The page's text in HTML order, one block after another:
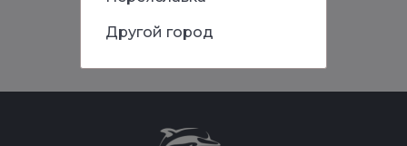
Другой город